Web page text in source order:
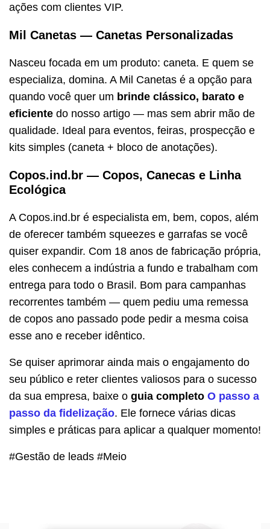
ações com clientes VIP.
Mil Canetas — Canetas Personalizadas
Nasceu focada em um produto: caneta. E quem se
especializa, domina. A Mil Canetas é a opção para
quando você quer um brinde clássico, barato e
eficiente do nosso artigo — mas sem abrir mão de
qualidade. Ideal para eventos, feiras, prospecção e
kits simples (caneta + bloco de anotações).
Copos.ind.br — Copos, Canecas e Linha
Ecológica
A Copos.ind.br é especialista em, bem, copos, além
de oferecer também squeezes e garrafas se você
quiser expandir. Com 18 anos de fabricação própria,
eles conhecem a indústria a fundo e trabalham com
entrega para todo o Brasil. Bom para campanhas
recorrentes também — quem pediu uma remessa
de copos ano passado pode pedir a mesma coisa
esse ano e receber idêntico.
Se quiser aprimorar ainda mais o engajamento do
seu público e reter clientes valiosos para o sucesso
da sua empresa, baixe o guia completo O passo a
passo da fidelização. Ele fornece várias dicas
simples e práticas para aplicar a qualquer momento!
#Gestão de leads #Meio